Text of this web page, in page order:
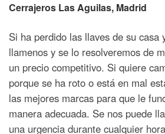
Cerrajeros Las Aguilas, Madrid
Si ha perdido las llaves de su casa
llamenos y se lo resolveremos de
un precio competitivo. Si quiere
porque se ha roto o está en mal
las mejores marcas para que le
manera adecuada. Se nos puede
una urgencia durante cualquier